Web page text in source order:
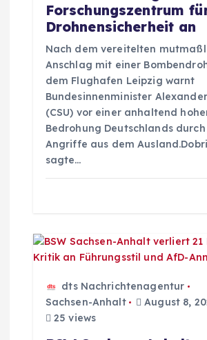
Forschungszentrum
Drohnensicherheit an
Nach dem vereitelten
Anschlag mit einer
dem Flughafen Leipzig warnt
Bundesinnenminister
(CSU) vor einer anhaltend
Bedrohung Deutschlands
Angriffe aus dem
sagte…
dts Nachrichtenagentur
Sachsen-Anhalt
August 8,
25 views